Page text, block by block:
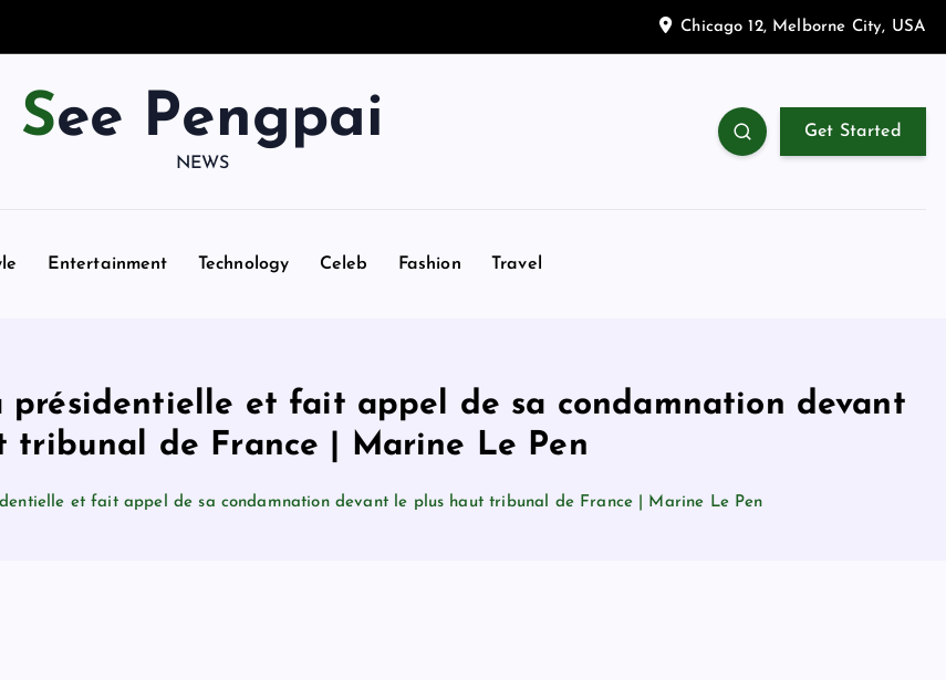
Chicago 12, Melborne City, USA
See Pengpai
NEWS
Get Started
Entertainment Technology Celeb Fashion Travel
présidentielle et fait appel de sa condamnation devant
tribunal de France | Marine Le Pen
et fait appel de sa condamnation devant le plus haut tribunal de France | Marine Le Pen